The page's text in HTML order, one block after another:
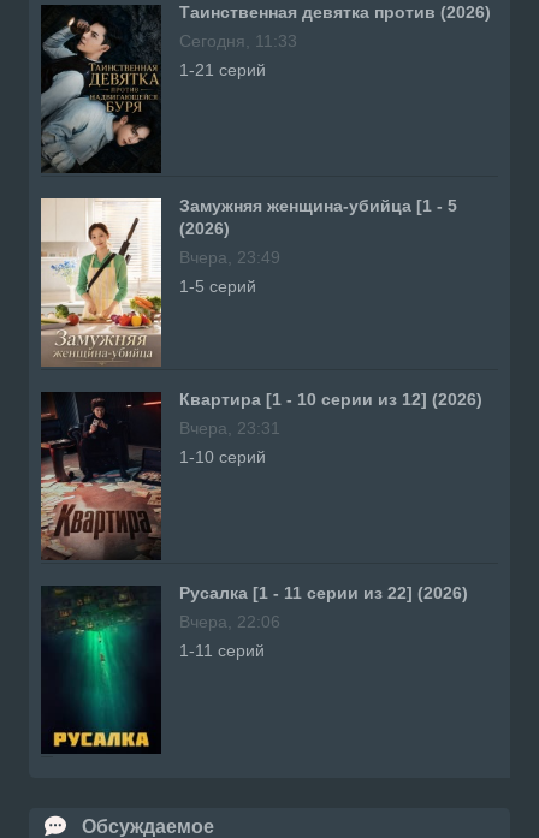
Таинственная девятка против (2026)
Сегодня, 11:33
1-21 серий
Замужняя женщина-убийца [1 - 5
(2026)
Вчера, 23:49
1-5 серий
Квартира [1 - 10 серии из 12] (2026)
Вчера, 23:31
1-10 серий
Русалка [1 - 11 серии из 22] (2026)
Вчера, 22:06
1-11 серий
Обсуждаемое